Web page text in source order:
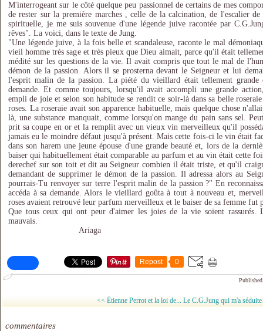
M'interrogeant sur le côté quelque peu passionnel de certains de mes
de rester sur la première marches , celle de la calcination, de l'escalier
spirituelle, je me suis souvenue d'une légende juive racontée par
rêves". La voici, dans le texte de Jung.
"Une légende juive, à la fois belle et scandaleuse, raconte le mal
vieil homme très sage et très pieux que Dieu aimait, parce qu'il était
médité sur les questions de la vie. Il avait compris que tout le mal de
démon de la passion. Alors il se prosterna devant le Seigneur et lui
l'esprit malin de la passion. La piété du vieillard était tellement grande
demande. Et comme toujours, lorsqu'il avait accompli une grande
empli de joie et selon son habitude se rendit ce soir-là dans sa belle
roses. La roseraie avait son apparence habituelle, mais quelque chose
là, une substance manquait, comme lorsqu'on mange du pain sans sel.
prit sa coupe en or et la remplit avec un vieux vin merveilleux qu'il
jamais eu le moindre défaut jusqu'à présent. Mais cette fois-ci le vin était
dans son harem une jeune épouse d'une grande beauté et, lors de la
baiser qui habituellement était comparable au parfum et au vin était cette
derechef sur son toit et dit au Seigneur combien il était triste, et qu'il
demandant de supprimer le démon de la passion. Il adressa alors au
pourrais-Tu renvoyer sur terre l'esprit malin de la passion ?" En
accéda à sa demande. Alors le vieillard goûta à tout à nouveau et,
roses avaient retrouvé leur parfum merveilleux et le baiser de sa femme fut
Que tous ceux qui ont peur d'aimer les joies de la vie soient rassurés.
mauvais.
Ariaga
Repost 0
<< Étienne Perrot et la loi de... Le C.G.Jung qui m'a
commentaires